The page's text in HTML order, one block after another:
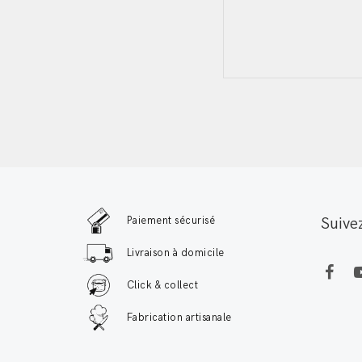
Paiement sécurisé
Livraison à domicile
Click & collect
Fabrication artisanale